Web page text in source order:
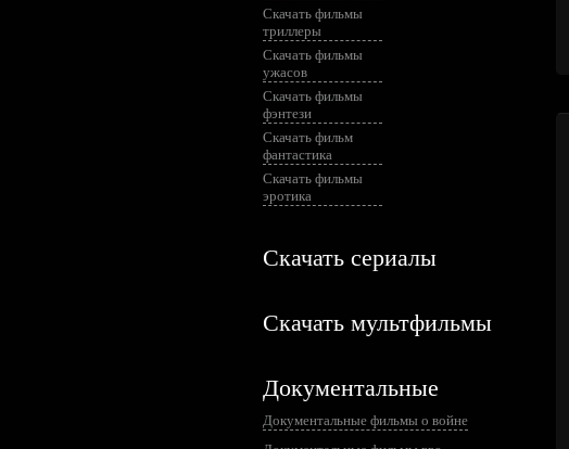
Скачать фильмы
триллеры
Скачать фильмы
ужасов
Скачать фильмы
фэнтези
Скачать фильм
фантастика
Скачать фильмы
эротика
Скачать сериалы
Скачать мультфильмы
Документальные
Документальные фильмы о войне